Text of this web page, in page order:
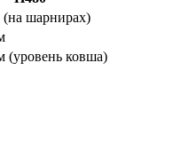
(на шарнирах)
(уровень ковша)